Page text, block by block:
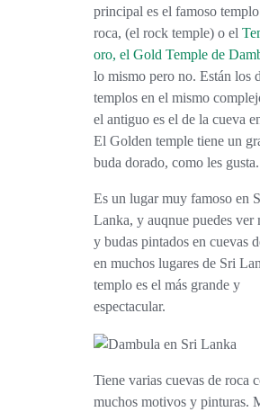
principal es el famoso
roca, (el rock temple) o el
oro, el Gold Temple de
lo mismo pero no. Están los
templos en el mismo
el antiguo es el de la cueva
El Golden temple tiene un
buda dorado, como les gusta.
Es un lugar muy famoso en Sri
Lanka, y auqnue puedes ver
y budas pintados en cuevas
en muchos lugares de Sri
templo es el más grande y
espectacular.
Tiene varias cuevas de roca com
muchos motivos y pinturas.